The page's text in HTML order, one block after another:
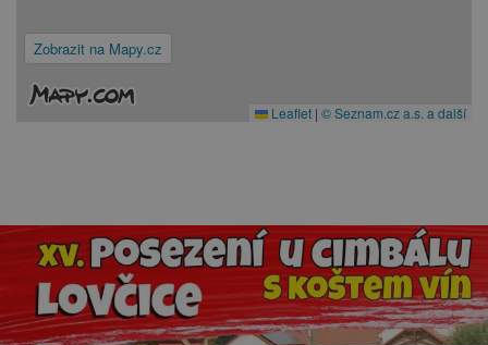
Zobrazit na Mapy.cz
Leaflet | © Seznam.cz a.s. a další